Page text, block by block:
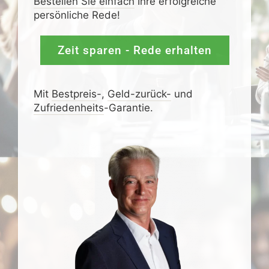
persönliche Rede!
Zeit sparen - Rede erhalten
Mit Bestpreis-, Geld-zurück- und
Zufrieden­­heits-Garantie.